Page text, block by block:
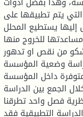
يتم تطبيقها على
إليها يستطيع المحلل
للخروج منها
من نقص او تدهور
وضعية المؤسسة
داخل المؤسسة.
الجمع بين الدراسة
فصل واحد تطرقنا
التطبيقية فقد